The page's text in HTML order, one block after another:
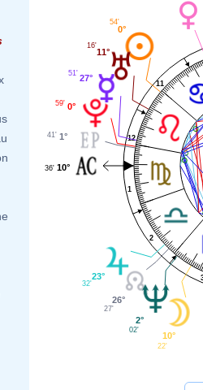
1
2
11
12
0°
54'
11°
16'
27°
51'
0°
59'
1°
41'
10°
36'
23°
32'
26°
27'
2°
02'
10°
22'